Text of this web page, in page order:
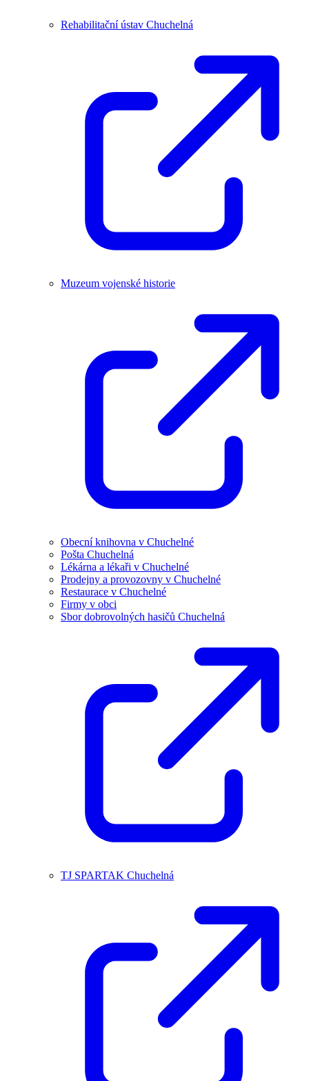
Rehabilitační ústav Chuchelná
Muzeum vojenské historie
Obecní knihovna v Chuchelné
Pošta Chuchelná
Lékárna a lékaři v Chuchelné
Prodejny a provozovny v Chuchelné
Restaurace v Chuchelné
Firmy v obci
Sbor dobrovolných hasičů Chuchelná
TJ SPARTAK Chuchelná